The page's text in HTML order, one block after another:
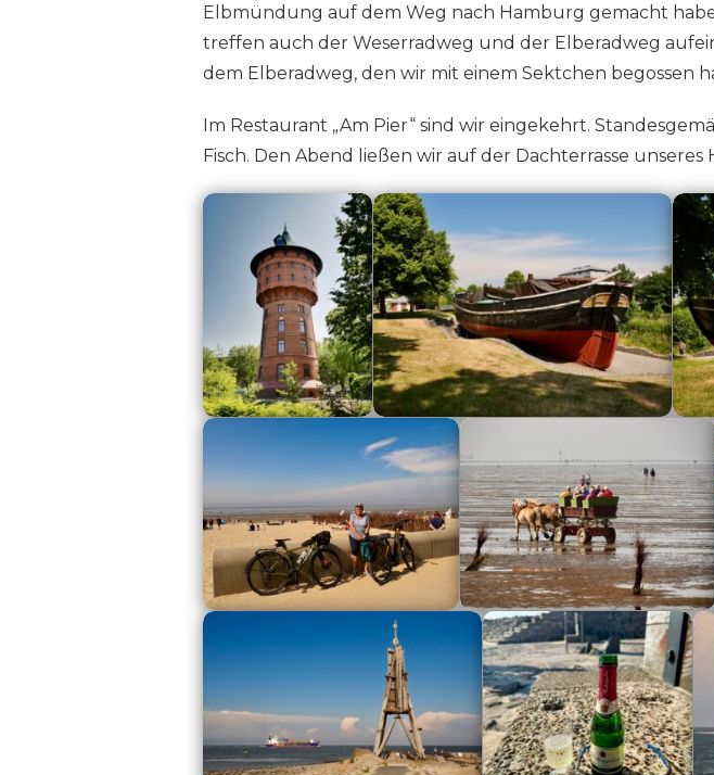
Elbmündung auf dem Weg nach Hamburg gemacht
treffen auch der Weserradweg und der Elberadweg
dem Elberadweg, den wir mit einem Sektchen begossen
Im Restaurant „Am Pier“ sind wir eingekehrt.
Fisch. Den Abend ließen wir auf der Dachterrasse unseres